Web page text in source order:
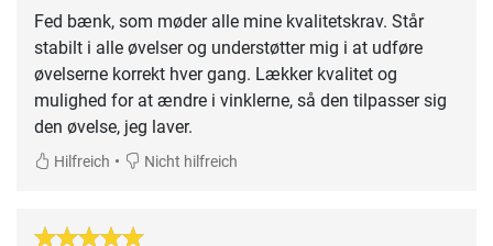
Fed bænk, som møder alle mine kvalitetskrav. Står
stabilt i alle øvelser og understøtter mig i at udføre
øvelserne korrekt hver gang. Lækker kvalitet og
mulighed for at ændre i vinklerne, så den tilpasser sig
den øvelse, jeg laver.
Hilfreich • Nicht hilfreich